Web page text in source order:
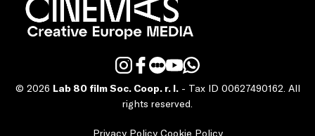
© 2026 Lab 80 film Soc. Coop. r. l.- Tax ID 00627490162. All
rights reserved.
Privacy Policy Cookie Policy